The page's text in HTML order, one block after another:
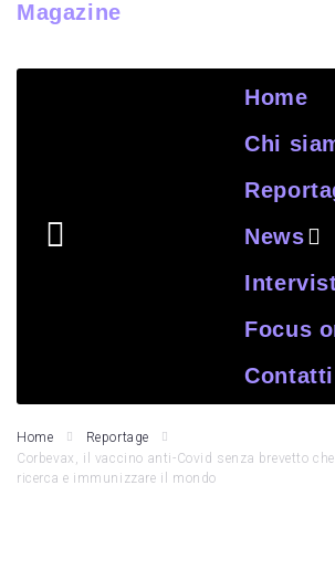
Home
Chi
News
Focus
Contatti
Home
Reportage
Corbevax, il vaccino anti-Covid senza brevetto
ricerca e immunizzare il mondo